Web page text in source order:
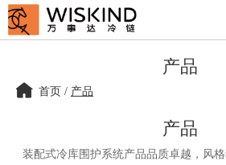
产品
首页 / 产品
产品
装配式冷库围护系统产品品质卓越，风